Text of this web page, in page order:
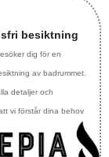
besiktning
dig för en
av badrummet.
detaljer och
vi förstår dina behov